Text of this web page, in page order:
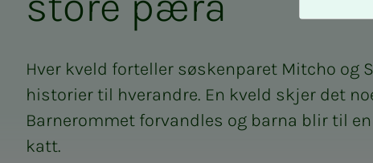
Hver kveld forteller søskenparet Mitcho og
historier til hverandre. En kveld skjer det
Barnerommet forvandles og barna blir til
katt.
v
s
a
l